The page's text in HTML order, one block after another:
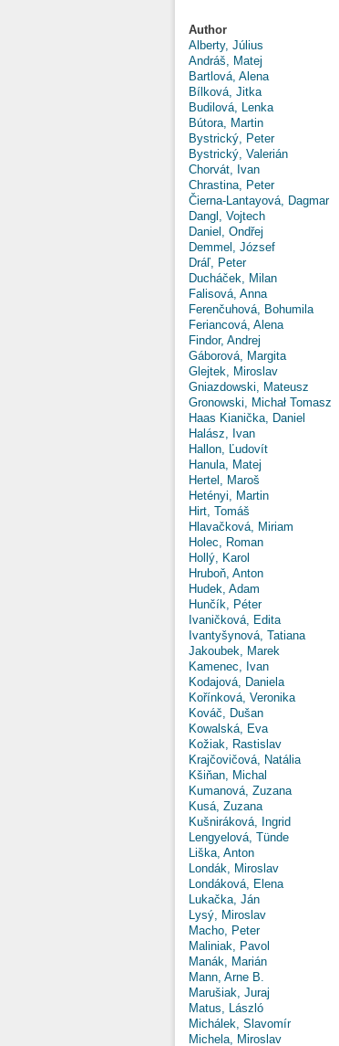
Author
Alberty, Július
Andráš, Matej
Bartlová, Alena
Bílková, Jitka
Budilová, Lenka
Bútora, Martin
Bystrický, Peter
Bystrický, Valerián
Chorvát, Ivan
Chrastina, Peter
Čierna-Lantayová, Dagmar
Dangl, Vojtech
Daniel, Ondřej
Demmel, József
Dráľ, Peter
Ducháček, Milan
Falisová, Anna
Ferenčuhová, Bohumila
Feriancová, Alena
Findor, Andrej
Gáborová, Margita
Glejtek, Miroslav
Gniazdowski, Mateusz
Gronowski, Michał Tomasz
Haas Kianička, Daniel
Halász, Ivan
Hallon, Ľudovít
Hanula, Matej
Hertel, Maroš
Hetényi, Martin
Hirt, Tomáš
Hlavačková, Miriam
Holec, Roman
Hollý, Karol
Hruboň, Anton
Hudek, Adam
Hunčík, Péter
Ivaničková, Edita
Ivantyšynová, Tatiana
Jakoubek, Marek
Kamenec, Ivan
Kodajová, Daniela
Kořínková, Veronika
Kováč, Dušan
Kowalská, Eva
Kožiak, Rastislav
Krajčovičová, Natália
Kšiňan, Michal
Kumanová, Zuzana
Kusá, Zuzana
Kušniráková, Ingrid
Lengyelová, Tünde
Liška, Anton
Londák, Miroslav
Londáková, Elena
Lukačka, Ján
Lysý, Miroslav
Macho, Peter
Maliniak, Pavol
Manák, Marián
Mann, Arne B.
Marušiak, Juraj
Matus, László
Michálek, Slavomír
Michela, Miroslav